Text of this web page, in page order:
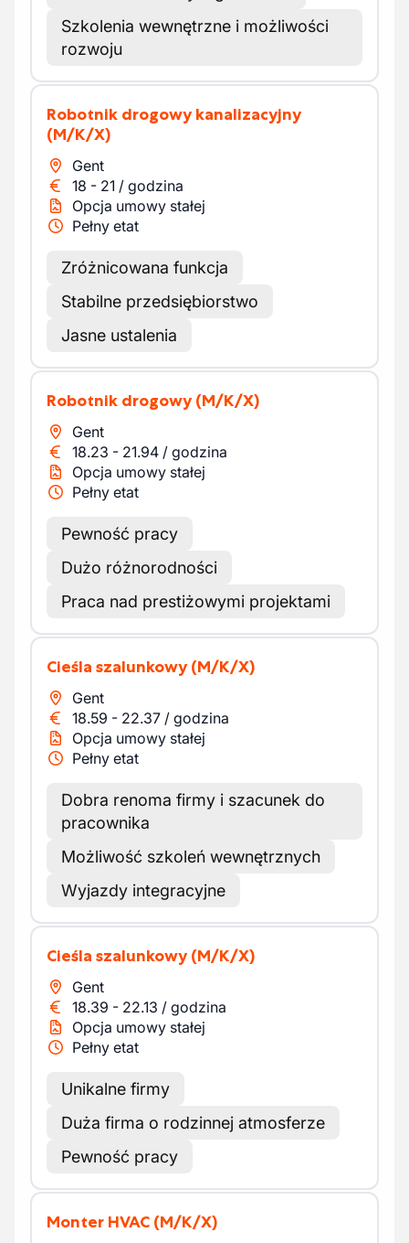
Szkolenia wewnętrzne i możliwości
rozwoju
Robotnik drogowy kanalizacyjny
(M/K/X)
Gent
18 - 21 / godzina
Opcja umowy stałej
Pełny etat
Zróżnicowana funkcja
Stabilne przedsiębiorstwo
Jasne ustalenia
Robotnik drogowy (M/K/X)
Gent
18.23 - 21.94 / godzina
Opcja umowy stałej
Pełny etat
Pewność pracy
Dużo różnorodności
Praca nad prestiżowymi projektami
Cieśla szalunkowy (M/K/X)
Gent
18.59 - 22.37 / godzina
Opcja umowy stałej
Pełny etat
Dobra renoma firmy i szacunek do
pracownika
Możliwość szkoleń wewnętrznych
Wyjazdy integracyjne
Cieśla szalunkowy (M/K/X)
Gent
18.39 - 22.13 / godzina
Opcja umowy stałej
Pełny etat
Unikalne firmy
Duża firma o rodzinnej atmosferze
Pewność pracy
Monter HVAC (M/K/X)